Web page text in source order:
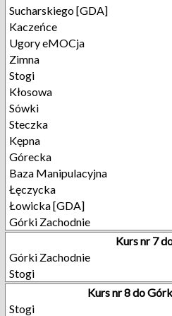
Sucharskiego [GDA]
Kaczeńce
Ugory eMOCja
Zimna
Stogi
Kłosowa
Sówki
Steczka
Kępna
Górecka
Baza Manipulacyjna
Łęczycka
Łowicka [GDA]
Górki Zachodnie
Kurs nr 7
Górki Zachodnie
Stogi
Kurs nr 8 do
Stogi